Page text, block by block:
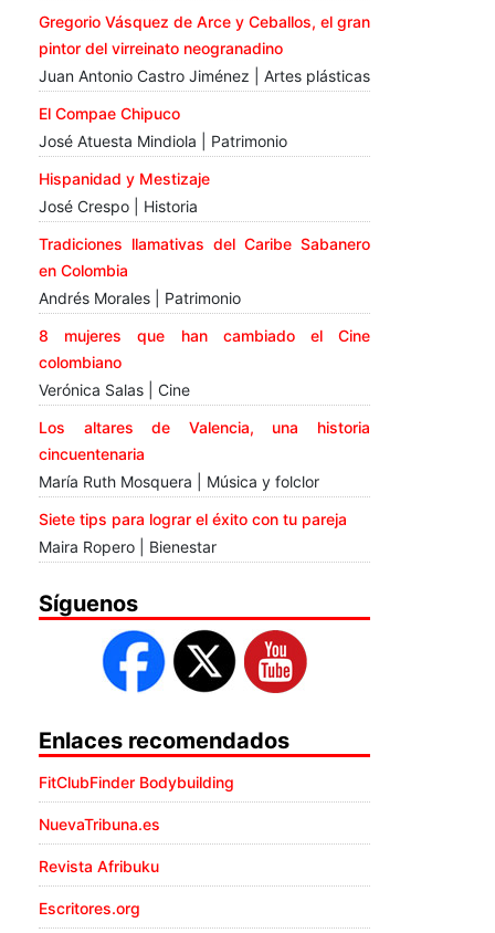
Gregorio Vásquez de Arce y Ceballos, el gran
pintor del virreinato neogranadino
Juan Antonio Castro Jiménez | Artes plásticas
El Compae Chipuco
José Atuesta Mindiola | Patrimonio
Hispanidad y Mestizaje
José Crespo | Historia
Tradiciones llamativas del Caribe Sabanero
en Colombia
Andrés Morales | Patrimonio
8 mujeres que han cambiado el Cine
colombiano
Verónica Salas | Cine
Los altares de Valencia, una historia
cincuentenaria
María Ruth Mosquera | Música y folclor
Siete tips para lograr el éxito con tu pareja
Maira Ropero | Bienestar
Síguenos
Enlaces recomendados
FitClubFinder Bodybuilding
NuevaTribuna.es
Revista Afribuku
Escritores.org